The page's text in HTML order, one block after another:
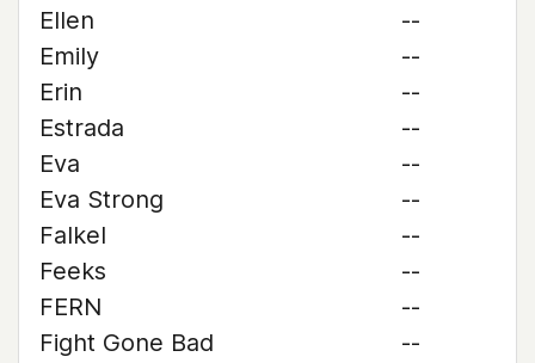
Ellen
--
Emily
--
Erin
--
Estrada
--
Eva
--
Eva Strong
--
Falkel
--
Feeks
--
FERN
--
Fight Gone Bad
--